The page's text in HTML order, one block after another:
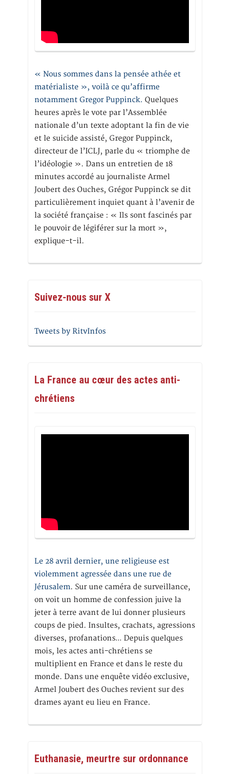
« Nous sommes dans la pensée athée et
matérialiste », voilà ce qu’affirme
notamment Gregor Puppinck. Quelques
heures après le vote par l’Assemblée
nationale d’un texte adoptant la fin de vie
et le suicide assisté, Gregor Puppinck,
directeur de l’ICLJ, parle du « triomphe de
l’idéologie ». Dans un entretien de 18
minutes accordé au journaliste Armel
Joubert des Ouches, Grégor Puppinck se dit
particulièrement inquiet quant à l’avenir de
la société française : « Ils sont fascinés par
le pouvoir de légiférer sur la mort »,
explique-t-il.
Suivez-nous sur X
Tweets by RitvInfos
La France au cœur des actes anti-
chrétiens
Le 28 avril dernier, une religieuse est
violemment agressée dans une rue de
Jérusalem. Sur une caméra de surveillance,
on voit un homme de confession juive la
jeter à terre avant de lui donner plusieurs
coups de pied. Insultes, crachats, agressions
diverses, profanations… Depuis quelques
mois, les actes anti-chrétiens se
multiplient en France et dans le reste du
monde. Dans une enquête vidéo exclusive,
Armel Joubert des Ouches revient sur des
drames ayant eu lieu en France.
Euthanasie, meurtre sur ordonnance